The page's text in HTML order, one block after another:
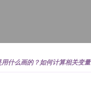
什么画的？如何计算相关变量